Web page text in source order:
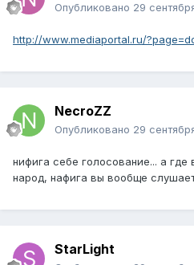
Опубликовано 29
http://www.mediaportal.ru/
NecroZZ
Опубликовано 29
нифига себе голосование... а где
народ, нафига вы вообще
StarLight